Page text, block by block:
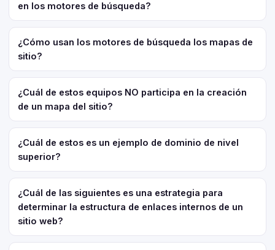
en los motores de búsqueda?
¿Cómo usan los motores de búsqueda los mapas de
sitio?
¿Cuál de estos equipos NO participa en la creación
de un mapa del sitio?
¿Cuál de estos es un ejemplo de dominio de nivel
superior?
¿Cuál de las siguientes es una estrategia para
determinar la estructura de enlaces internos de un
sitio web?